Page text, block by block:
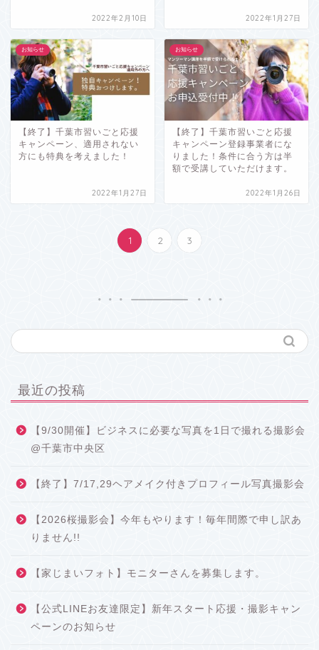
2022年2月10日 2022年1月27日
お知らせ
【終了】千葉市習いごと応援
キャンペーン、適用されない
方にも特典を考えました！
2022年1月27日
お知らせ
【終了】千葉市習いごと応援
キャンペーン登録事業者にな
りました！条件に合う方は半
額で受講していただけます。
2022年1月26日
1 2 3
最近の投稿
【9/30開催】ビジネスに必要な写真を1日で撮れる撮影会
@千葉市中央区
【終了】7/17,29ヘアメイク付きプロフィール写真撮影会
【2026桜撮影会】今年もやります！毎年間際で申し訳あ
りません!!
【家じまいフォト】モニターさんを募集します。
【公式LINEお友達限定】新年スタート応援・撮影キャン
ペーンのお知らせ